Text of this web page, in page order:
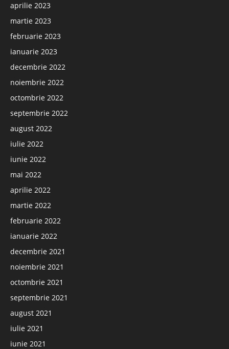
aprilie 2023
martie 2023
februarie 2023
ianuarie 2023
decembrie 2022
noiembrie 2022
octombrie 2022
septembrie 2022
august 2022
iulie 2022
iunie 2022
mai 2022
aprilie 2022
martie 2022
februarie 2022
ianuarie 2022
decembrie 2021
noiembrie 2021
octombrie 2021
septembrie 2021
august 2021
iulie 2021
iunie 2021